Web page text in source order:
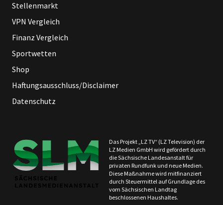
Stellenmarkt
VPN Vergleich
Finanz Vergleich
Sportwetten
Shop
Haftungsausschluss/Disclaimer
Datenschutz
Das Projekt „LZ TV“ (LZ Television) der
LZ Medien GmbH wird gefördert durch
die Sächsische Landesanstalt für
privaten Rundfunk und neue Medien.
Diese Maßnahme wird mitfinanziert
durch Steuermittel auf Grundlage des
vom Sächsischen Landtag
beschlossenen Haushaltes.